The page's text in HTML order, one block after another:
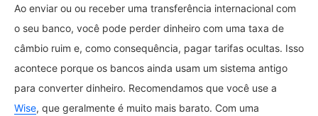
Ao enviar ou ou receber uma transferência internacional com
o seu banco, você pode perder dinheiro com uma taxa de
câmbio ruim e, como consequência, pagar tarifas ocultas. Isso
acontece porque os bancos ainda usam um sistema antigo
para converter dinheiro. Recomendamos que você use a
Wise, que geralmente é muito mais barato. Com uma